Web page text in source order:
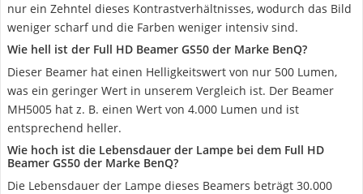
nur ein Zehntel dieses Kontrastverhältnisses, wodurch das Bild
weniger scharf und die Farben weniger intensiv sind.
Wie hell ist der Full HD Beamer GS50 der Marke BenQ?
Dieser Beamer hat einen Helligkeitswert von nur 500 Lumen,
was ein geringer Wert in unserem Vergleich ist. Der Beamer
MH5005 hat z. B. einen Wert von 4.000 Lumen und ist
entsprechend heller.
Wie hoch ist die Lebensdauer der Lampe bei dem Full HD
Beamer GS50 der Marke BenQ?
Die Lebensdauer der Lampe dieses Beamers beträgt 30.000